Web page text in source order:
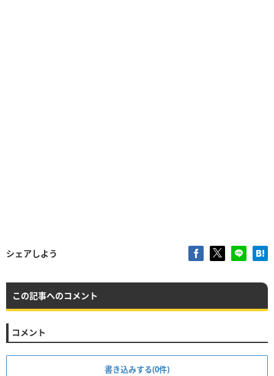
シェアしよう
この記事へのコメント
コメント
書き込みする(0件)